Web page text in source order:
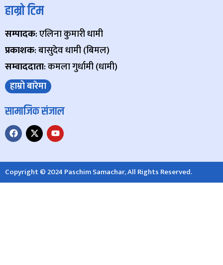
हाम्रो टिम
सम्पादक: एलिना कुमारी धामी
प्रकाशक: बासुदेव धामी (बिमल)
सम्वाददाता: कमला गुर्धामी (धामी)
हाम्रो बारेमा
सामाजिक संजाल
Copyright © 2024 Paschim Samachar, All Rights Reserved.